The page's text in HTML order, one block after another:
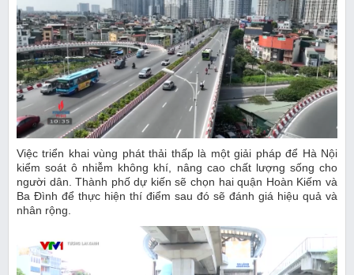
Việc triển khai vùng phát thải thấp là một giải pháp để Hà Nội
kiểm soát ô nhiễm không khí, nâng cao chất lượng sống cho
người dân. Thành phố dự kiến sẽ chọn hai quận Hoàn Kiếm và
Ba Đình để thực hiện thí điểm sau đó sẽ đánh giá hiệu quả và
nhân rộng.